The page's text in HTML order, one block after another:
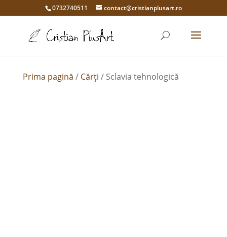
0732740511 contact@cristianplusart.ro
Prima pagină / Cărți / Sclavia tehnologică